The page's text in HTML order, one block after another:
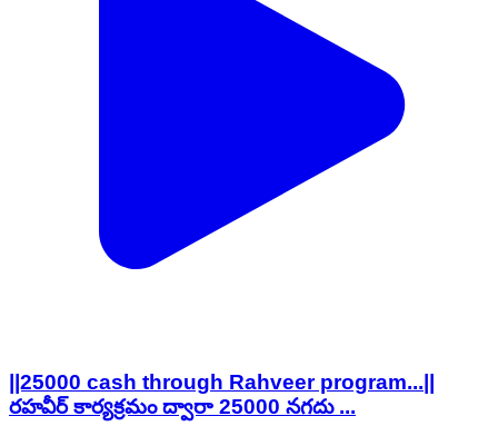
||25000 cash through Rahveer program...||
రహవీర్ కార్యక్రమం ద్వారా 25000 నగదు ...